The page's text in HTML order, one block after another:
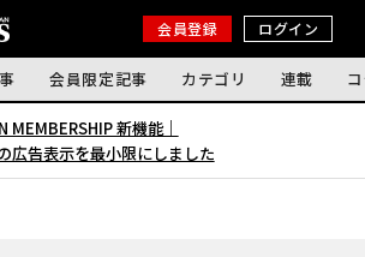
会員登録 ログイン
会員限定記事 カテゴリ 連載
MEMBERSHIP 新機能｜
広告表示を最小限にしました